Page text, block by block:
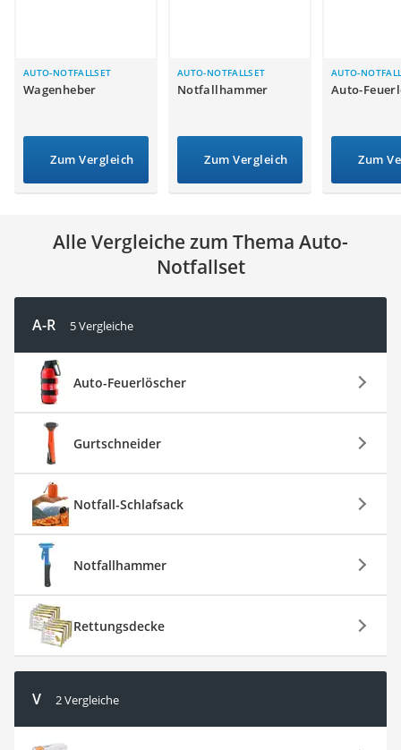
Wagenheber
Service
AUTO-NOTFALLSET
Wagenheber
Zum Vergleich
AUTO-NOTFALLSET
Notfallhammer
Zum Vergleich
AUTO-
Auto-
Zum
Alle Vergleiche zum Thema Auto-
Notfallset
A-R 5 Vergleiche
Auto-Feuerlöscher
Gurtschneider
Notfall-Schlafsack
Notfallhammer
Rettungsdecke
V 2 Vergleiche